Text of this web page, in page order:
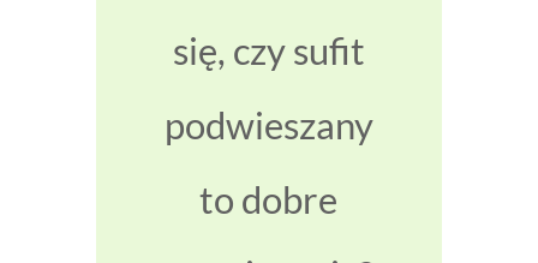
się, czy sufit
podwieszany
to dobre